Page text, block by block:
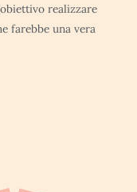
realizzare
farebbe una vera